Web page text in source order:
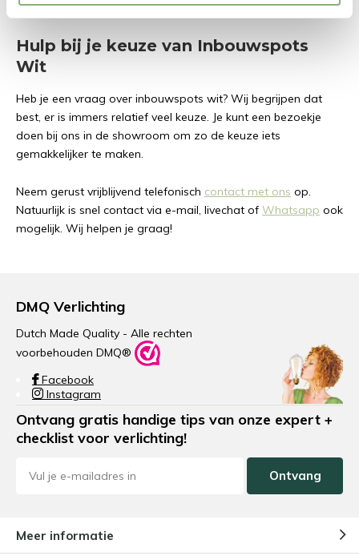
om een subtiele en verfijnde verlichting te creëren.
Hulp bij je keuze van Inbouwspots
Wit
Heb je een vraag over inbouwspots wit? Wij begrijpen dat
best, er is immers relatief veel keuze. Je kunt een bezoekje
doen bij ons in de showroom om zo de keuze iets
gemakkelijker te maken.
Neem gerust vrijblijvend telefonisch contact met ons op.
Natuurlijk is snel contact via e-mail, livechat of Whatsapp ook
mogelijk. Wij helpen je graag!
DMQ Verlichting
Dutch Made Quality - Alle rechten
voorbehouden DMQ®
Facebook
Instagram
Ontvang gratis handige tips van onze expert +
checklist voor verlichting!
Ontvang
Meer informatie